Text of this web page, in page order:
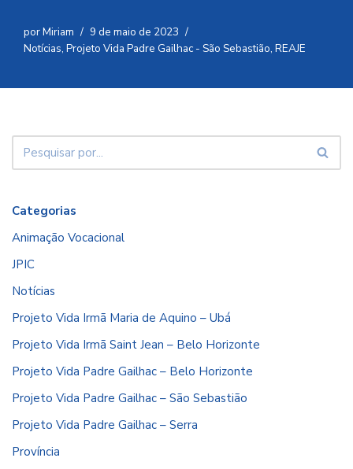
porMiriam
9 de maio de 2023
Notícias, Projeto Vida Padre Gailhac - São Sebastião, REAJE
Categorias
Animação Vocacional
JPIC
Notícias
Projeto Vida Irmã Maria de Aquino – Ubá
Projeto Vida Irmã Saint Jean – Belo Horizonte
Projeto Vida Padre Gailhac – Belo Horizonte
Projeto Vida Padre Gailhac – São Sebastião
Projeto Vida Padre Gailhac – Serra
Província